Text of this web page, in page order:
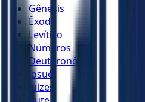
Gênesis
Êxodo
Levítico
Números
Deuteronômio
Josué
Juízes